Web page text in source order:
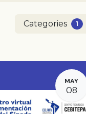
Categories 1
MAY
08